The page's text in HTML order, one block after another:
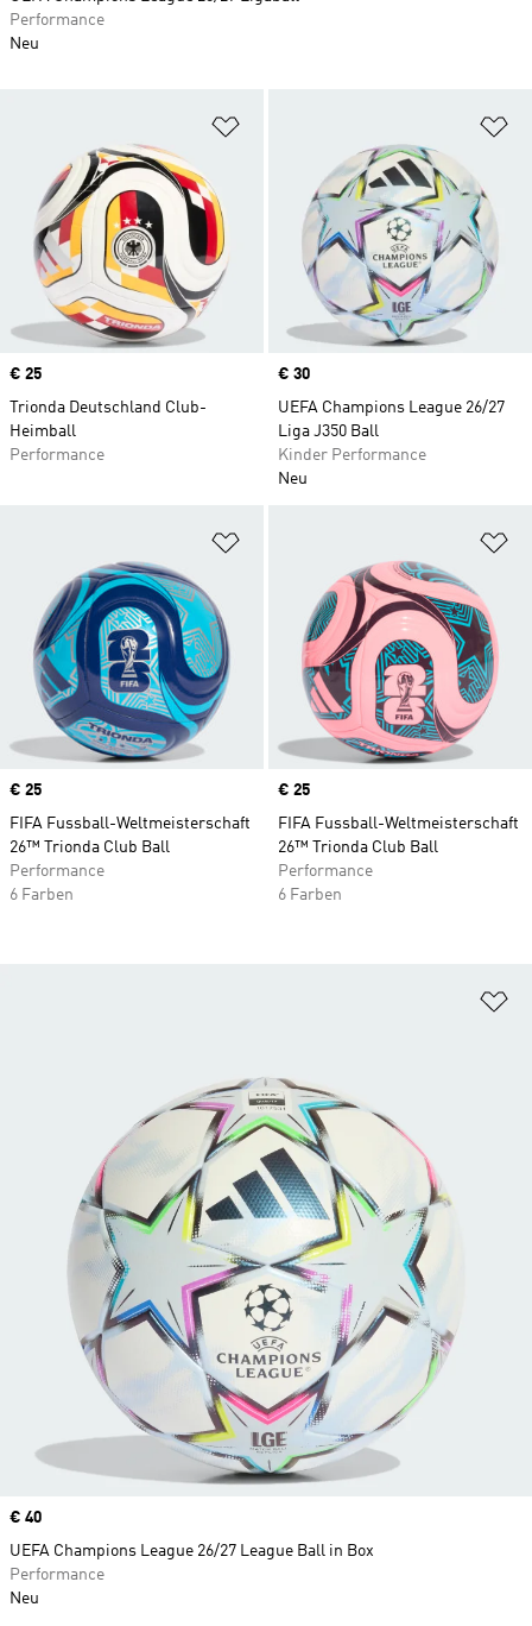
Price
€ 25
Trionda Deutschland Club-
Heimball
Performance
Price
€ 30
UEFA Champions League 26/27
Liga J350 Ball
Kinder Performance
Neu
Price
€ 25
FIFA Fussball-Weltmeisterschaft
26™ Trionda Club Ball
Performance
6 Farben
Price
€ 25
FIFA Fussball-Weltmeisterschaft
26™ Trionda Club Ball
Performance
6 Farben
Performance
Neu
Price
€ 40
UEFA Champions League 26/27 League Ball in Box
Performance
Neu